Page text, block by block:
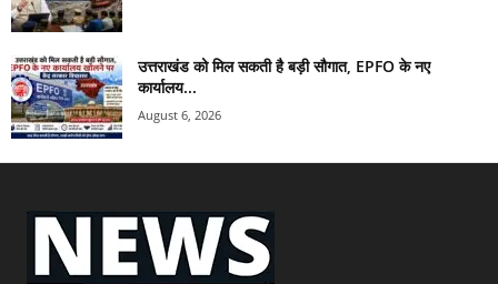
उत्तराखंड को मिल सकती है बड़ी सौगात, EPFO के नए
कार्यालय...
August 6, 2026